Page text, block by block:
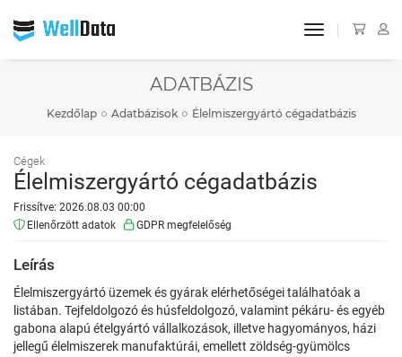
toggle
ADATBÁZIS
Kezdőlap Adatbázisok Élelmiszergyártó cégadatbázis
Cégek
Élelmiszergyártó cégadatbázis
Frissítve: 2026.08.03 00:00
Ellenőrzött adatok
GDPR megfelelőség
Leírás
Élelmiszergyártó üzemek és gyárak elérhetőségei találhatóak a
listában. Tejfeldolgozó és húsfeldolgozó, valamint pékáru- és egyéb
gabona alapú ételgyártó vállalkozások, illetve hagyományos, házi
jellegű élelmiszerek manufaktúrái, emellett zöldség-gyümölcs